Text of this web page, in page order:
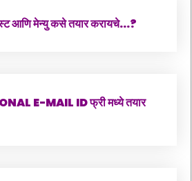
आणि मेन्यु कसे तयार करायचे...?
E-MAIL ID फ्री मध्ये तयार